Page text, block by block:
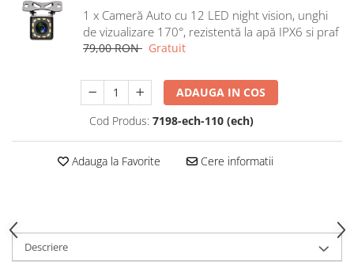
Navigatii Iveco
Navigatii Chrysler
Playere auto
Navigatii 2 DIN
Navigatii 1 DIN
Navigatie GPS Portabil
Camera Marsarier
1 x Cameră Auto cu 12 LED night vision, unghi
de vizualizare 170°, rezistentă la apă IPX6 si praf
79,00 RON Gratuit
ADAUGA IN COS
Cod Produs: 7198-ech-110 (ech)
Adauga la Favorite Cere informatii
Descriere